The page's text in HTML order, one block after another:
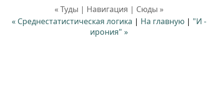
« Туды | Навигация | Сюды »
« Среднестатистическая логика | На главную | "И -
ирония" »